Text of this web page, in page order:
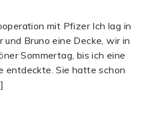
mit Pfizer Ich lag in
und Bruno eine Decke, wir in
Sommertag, bis ich eine
entdeckte. Sie hatte schon